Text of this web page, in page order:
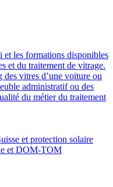
et les formations disponibles
et du traitement de vitrage.
vitres d’une voiture ou
administratif ou des
du métier du traitement
et protection solaire
et DOM-TOM